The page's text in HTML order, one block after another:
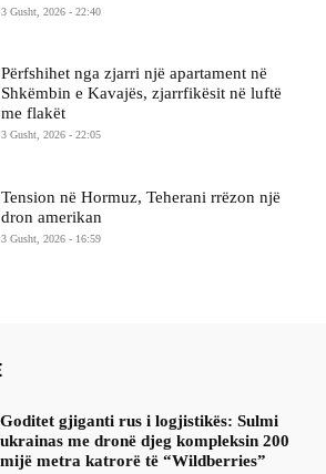
3 Gusht, 2026 - 22:40
Përfshihet nga zjarri një apartament në
Shkëmbin e Kavajës, zjarrfikësit në luftë
me flakët
3 Gusht, 2026 - 22:05
Tension në Hormuz, Teherani rrëzon një
dron amerikan
3 Gusht, 2026 - 16:59
Goditet gjiganti rus i logjistikës: Sulmi
ukrainas me dronë djeg kompleksin 200
mijë metra katrorë të “Wildberries”